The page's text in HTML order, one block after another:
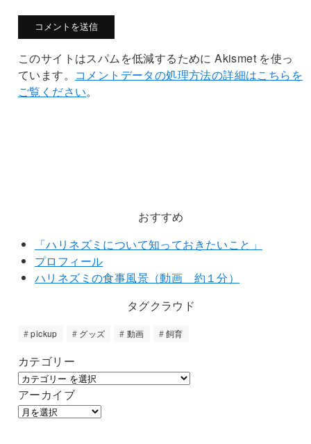
このサイトはスパムを低減するために Akismet を使っ
ています。 コメントデータの処理方法の詳細はこちらを
ご覧ください。
おすすめ
「ハリネズミについて知っておきたいこと」
プロフィール
ハリネズミの食事風景（動画 約１分）
タグクラウド
pickup グッズ 動画 飼育
カテゴリー
アーカイブ